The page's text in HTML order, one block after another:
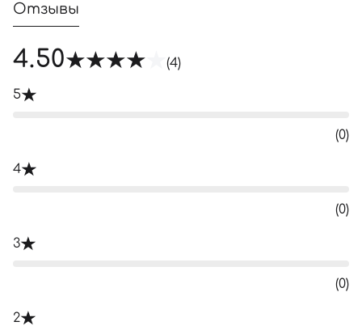
Отзывы
4.50 (4)
5
(0)
4
(0)
3
(0)
2